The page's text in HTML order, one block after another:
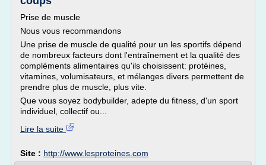
Prise de muscle
Nous vous recommandons
Une prise de muscle de qualité pour un les sportifs dépend
de nombreux facteurs dont l'entraînement et la qualité des
compléments alimentaires qu'ils choisissent: protéines,
vitamines, volumisateurs, et mélanges divers permettent de
prendre plus de muscle, plus vite.
Que vous soyez bodybuilder, adepte du fitness, d'un sport
individuel, collectif ou...
Lire la suite
Site : http://www.lesproteines.com